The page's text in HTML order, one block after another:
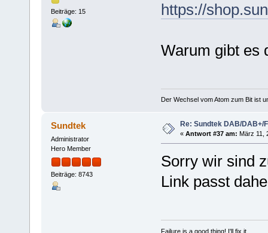
Beiträge: 15 https://
Warum gibt es
Der Wechsel vom Atom zum Bit ist
Sundtek
Administrator
Hero Member
Beiträge: 8743
Re: Sundtek DAB/DAB+/
« Antwort #37 am: März 11,
Sorry wir sind
Link passt
Failure is a good thing! I'll fix it